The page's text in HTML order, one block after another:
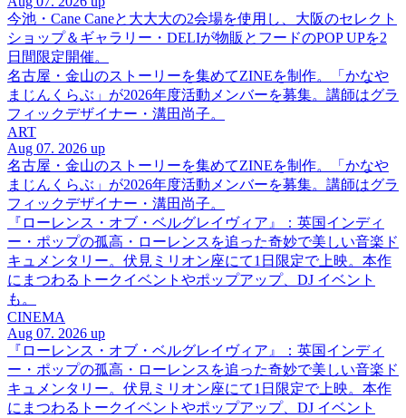
今池・Cane Caneと大大大の2会場を使用し、大阪のセレクト
ショップ＆ギャラリー・DELIが物販とフードのPOP UPを2
日間限定開催。
名古屋・金山のストーリーを集めてZINEを制作。「かなや
まじんくらぶ」が2026年度活動メンバーを募集。講師はグラ
フィックデザイナー・溝田尚子。
ART
Aug 07. 2026 up
名古屋・金山のストーリーを集めてZINEを制作。「かなや
まじんくらぶ」が2026年度活動メンバーを募集。講師はグラ
フィックデザイナー・溝田尚子。
『ローレンス・オブ・ベルグレイヴィア』：英国インディ
ー・ポップの孤高・ローレンスを追った奇妙で美しい音楽ド
キュメンタリー。伏見ミリオン座にて1日限定で上映。本作
にまつわるトークイベントやポップアップ、DJ イベント
も。
CINEMA
Aug 07. 2026 up
『ローレンス・オブ・ベルグレイヴィア』：英国インディ
ー・ポップの孤高・ローレンスを追った奇妙で美しい音楽ド
キュメンタリー。伏見ミリオン座にて1日限定で上映。本作
にまつわるトークイベントやポップアップ、DJ イベント